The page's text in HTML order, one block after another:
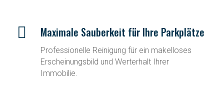
 Maximale Sauberkeit für Ihre Parkplätze
Professionelle Reinigung für ein makelloses
Erscheinungsbild und Werterhalt Ihrer
Immobilie.